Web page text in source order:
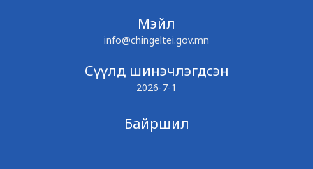
Мэйл
info@chingeltei.gov.mn
Сүүлд шинэчлэгдсэн
2026-7-1
Байршил